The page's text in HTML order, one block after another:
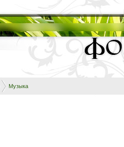
Музыка